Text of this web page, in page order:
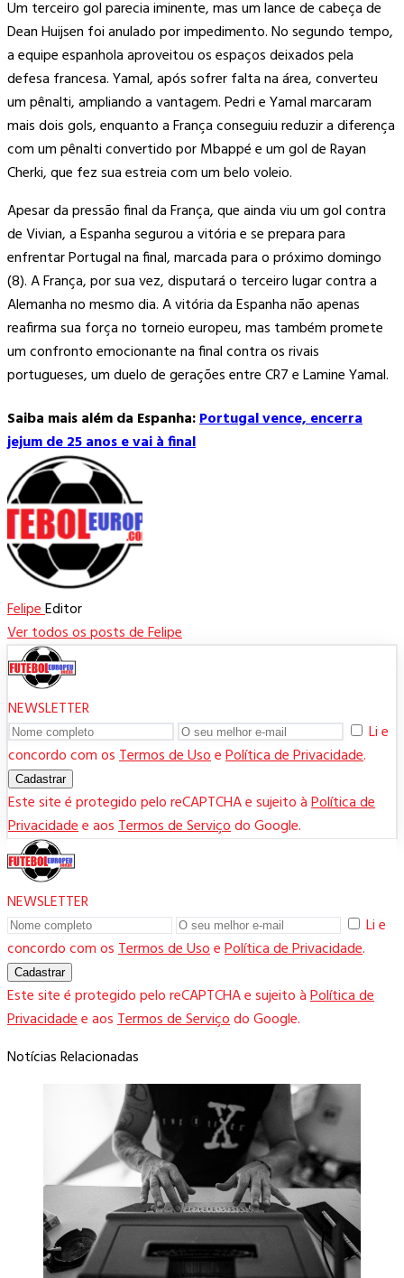
Um terceiro gol parecia iminente, mas um lance de cabeça de
Dean Huijsen foi anulado por impedimento. No segundo tempo,
a equipe espanhola aproveitou os espaços deixados pela
defesa francesa. Yamal, após sofrer falta na área, converteu
um pênalti, ampliando a vantagem. Pedri e Yamal marcaram
mais dois gols, enquanto a França conseguiu reduzir a diferença
com um pênalti convertido por Mbappé e um gol de Rayan
Cherki, que fez sua estreia com um belo voleio.
Apesar da pressão final da França, que ainda viu um gol contra
de Vivian, a Espanha segurou a vitória e se prepara para
enfrentar Portugal na final, marcada para o próximo domingo
(8). A França, por sua vez, disputará o terceiro lugar contra a
Alemanha no mesmo dia. A vitória da Espanha não apenas
reafirma sua força no torneio europeu, mas também promete
um confronto emocionante na final contra os rivais
portugueses, um duelo de gerações entre CR7 e Lamine Yamal.
Saiba mais além da Espanha:Portugal vence, encerra
jejum de 25 anos e vai à final
FelipeEditor
Ver todos os posts de Felipe
NEWSLETTER
Li e
concordo com osTermos de UsoePolítica de Privacidade.
Cadastrar
Este site é protegido pelo reCAPTCHA e sujeito àPolítica de
Privacidadee aosTermos de Serviçodo Google.
NEWSLETTER
Li e
concordo com osTermos de UsoePolítica de Privacidade.
Cadastrar
Este site é protegido pelo reCAPTCHA e sujeito àPolítica de
Privacidadee aosTermos de Serviçodo Google.
Notícias Relacionadas